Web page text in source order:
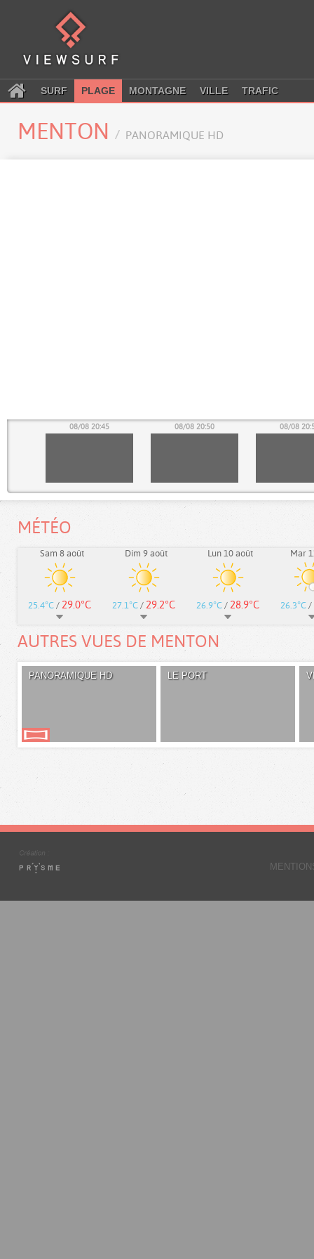
SURF PLAGE MONTAGNE VILLE TRAFIC
MENTON PANORAMIQUE HD
08/08 20:45 08/08 20:50 08/08
MÉTÉO
Sam 8 août
25.4°C / 29.0°C
Dim 9 août
27.1°C / 29.2°C
Lun 10 août
26.9°C / 28.9°C
Mar
26.3°C /
AUTRES VUES DE MENTON
PANORAMIQUE HD LE PORT